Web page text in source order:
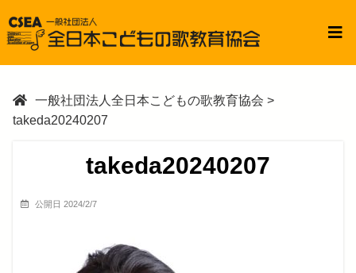
一般社団法人全日本こどもの歌教育協会 >
takeda20240207
takeda20240207
公開日 2024/2/7